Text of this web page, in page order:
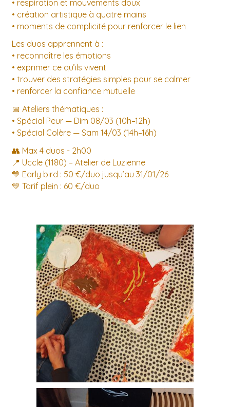
• respiration et mouvements doux
• création artistique à quatre mains
• moments de complicité pour renforcer le lien
Les duos apprennent à :
• reconnaître les émotions
• exprimer ce qu’ils vivent
• trouver des stratégies simples pour se calmer
• renforcer la confiance mutuelle
📅 Ateliers thématiques :
• Spécial Peur — Dim 08/03 (10h–12h)
• Spécial Colère — Sam 14/03 (14h–16h)
👥 Max 4 duos - 2h00
📍 Uccle (1180) – Atelier de Luzienne
💛 Early bird : 50 €/duo jusqu’au 31/01/26
💛 Tarif plein : 60 €/duo